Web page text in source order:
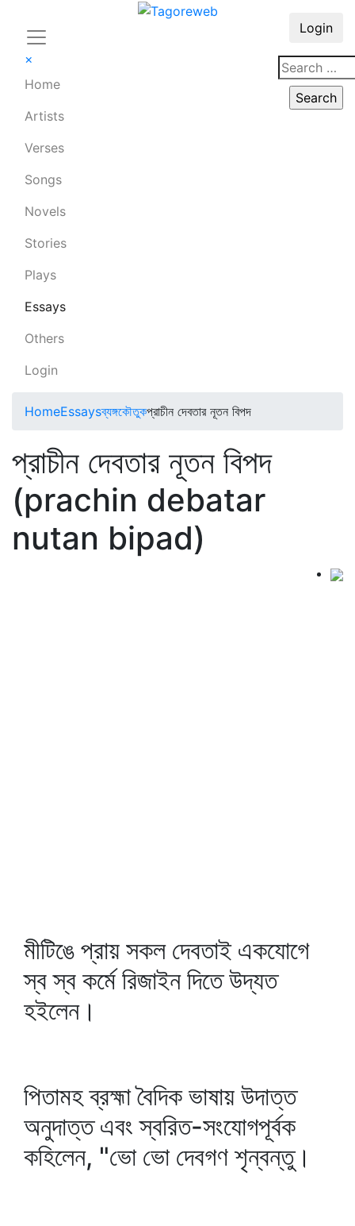
×
Home
Artists
Verses
Songs
Novels
Stories
Plays
Essays
Others
Login
Login
HomeEssaysব্যঙ্গকৌতুকপ্রাচীন দেবতার নূতন বিপদ
প্রাচীন দেবতার নূতন বিপদ
(prachin debatar
nutan bipad)
মীটিঙে প্রায় সকল দেবতাই একযোগে
স্ব স্ব কর্মে রিজাইন দিতে উদ্যত
হইলেন।
পিতামহ ব্রহ্মা বৈদিক ভাষায় উদাত্ত
অনুদাত্ত এবং স্বরিত-সংযোগপূর্বক
কহিলেন, "ভো ভো দেবগণ শৃন্বন্তু।